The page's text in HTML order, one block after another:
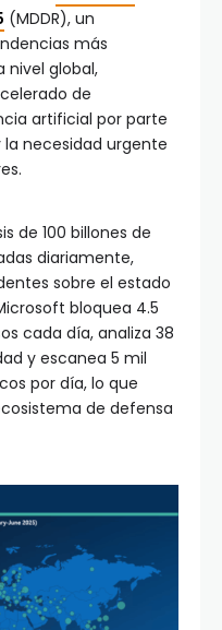
(MDDR), un
más
nivel global,
de
artificial por parte
necesidad urgente
de 100 billones de
diariamente,
sobre el estado
bloquea 4.5
cada día, analiza 38
y escanea 5 mil
por día, lo que
de defensa